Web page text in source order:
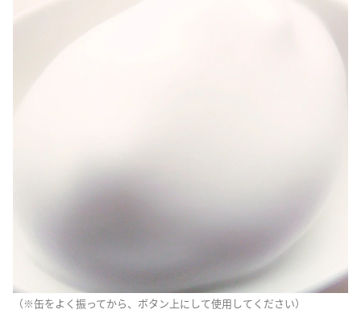
（※缶をよく振ってから、ボタン上にして使用してください）